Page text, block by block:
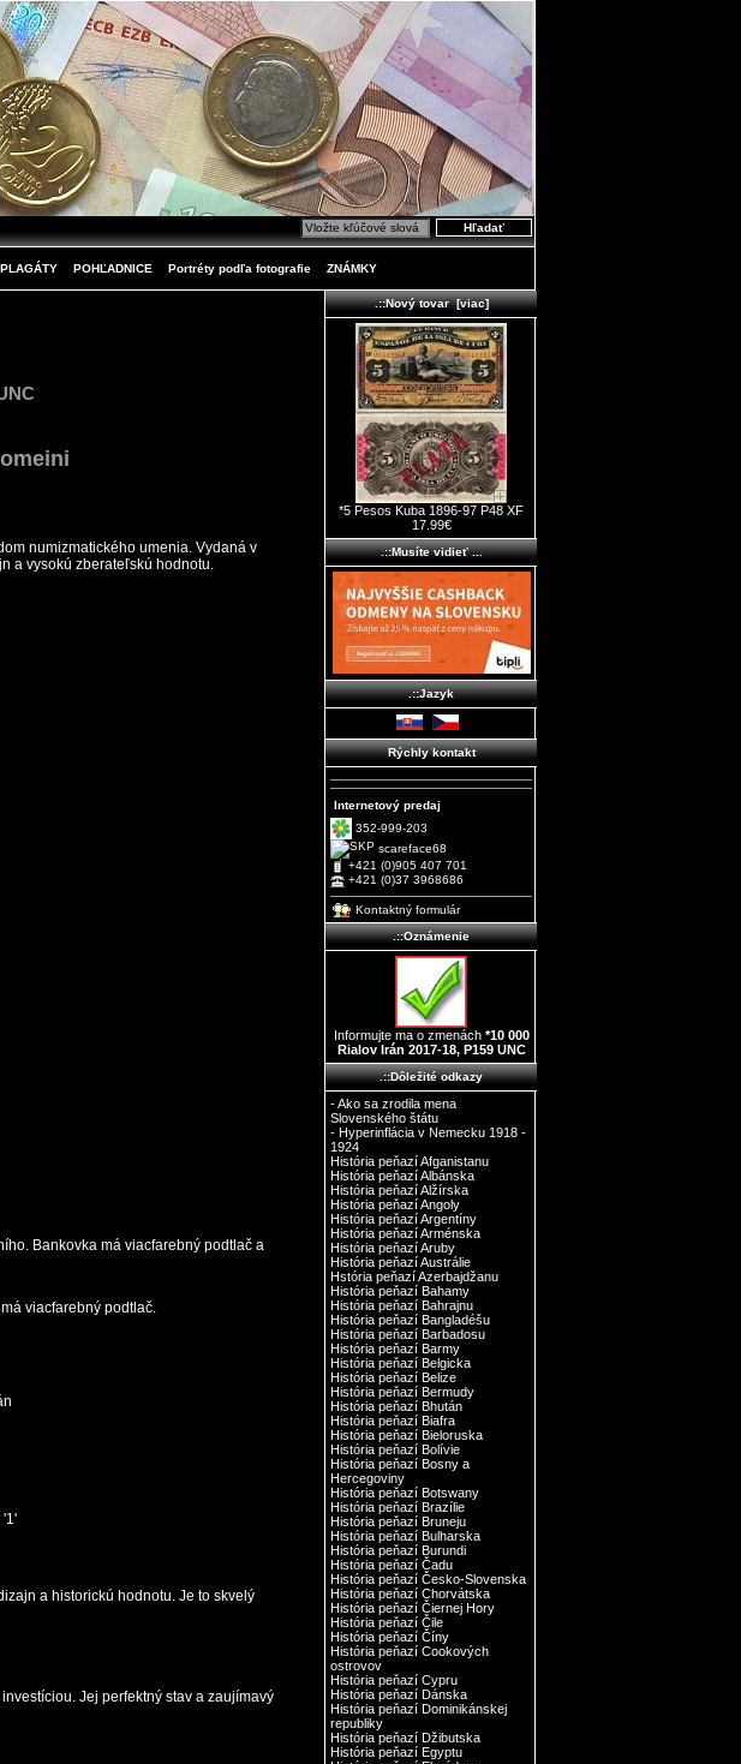
PLAGÁTY POHĽADNICE Portréty podľa fotografie ZNÁMKY
numizmatického umenia. Vydaná v
a vysokú zberateľskú hodnotu.
Bankovka má viacfarebný podtlač a
viacfarebný podtlač.
'1'
a historickú hodnotu. Je to skvelý
Jej perfektný stav a zaujímavý
.::Nový tovar [viac]
*5 Pesos Kuba 1896-97 P48 XF
17.99€
.::Musíte vidieť ...
.::Jazyk
Rýchly kontakt
Internetový predaj
352-999-203
scareface68
+421 (0)905 407 701
+421 (0)37 3968686
Kontaktný formulár
.::Oznámenie
Informujte ma o zmenách *10 000
Rialov Irán 2017-18, P159 UNC
.::Dôležité odkazy
- Ako sa zrodila mena
Slovenského štátu
- Hyperinflácia v Nemecku 1918 -
1924
História peňazí Afganistanu
História peňazí Albánska
História peňazí Alžírska
História peňazí Angoly
História peňazí Argentíny
História peňazí Arménska
História peňazí Aruby
História peňazí Austrálie
Hstória peňazí Azerbajdžanu
História peňazí Bahamy
História peňazí Bahrajnu
História peňazí Bangladéšu
História peňazí Barbadosu
História peňazí Barmy
História peňazí Belgicka
História peňazí Belize
História peňazí Bermudy
História peňazí Bhután
História peňazí Biafra
História peňazí Bieloruska
História peňazí Bolívie
História peňazí Bosny a
Hercegoviny
História peňazí Botswany
História peňazí Brazílie
História peňazí Bruneju
História peňazí Bulharska
História peňazí Burundi
História peňazí Čadu
História peňazí Česko-Slovenska
História peňazí Chorvátska
História peňazí Čiernej Hory
História peňazí Čile
História peňazí Číny
História peňazí Cookových
ostrovov
História peňazí Cypru
História peňazí Dánska
História peňazí Dominikánskej
republiky
História peňazí Džibutska
História peňazí Egyptu